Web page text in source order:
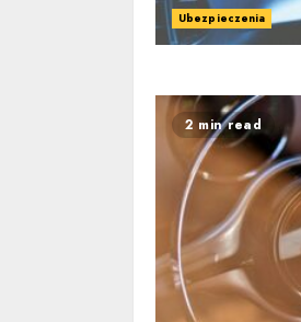
Ubezpieczenia
2 min read